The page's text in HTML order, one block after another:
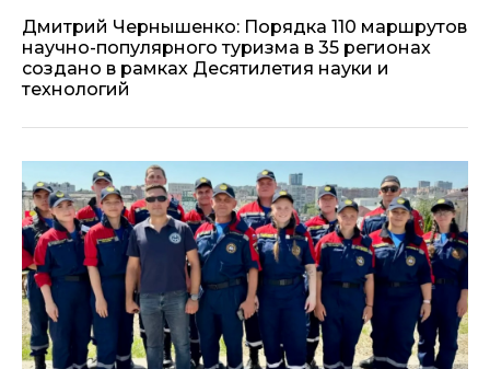
Дмитрий Чернышенко: Порядка 110 маршрутов
научно-популярного туризма в 35 регионах
создано в рамках Десятилетия науки и
технологий